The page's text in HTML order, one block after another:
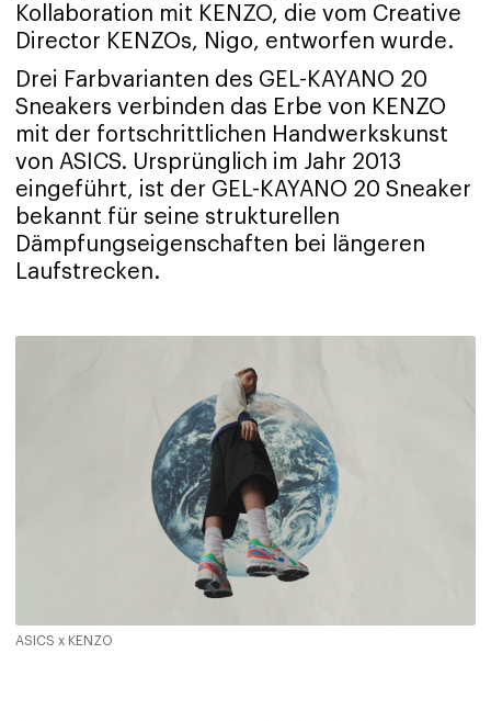
Kollaboration mit KENZO, die vom Creative
Director KENZOs, Nigo, entworfen wurde.
Drei Farbvarianten des GEL-KAYANO 20
Sneakers verbinden das Erbe von KENZO
mit der fortschrittlichen Handwerkskunst
von ASICS. Ursprünglich im Jahr 2013
eingeführt, ist der GEL-KAYANO 20 Sneaker
bekannt für seine strukturellen
Dämpfungseigenschaften bei längeren
Laufstrecken.
ASICS x KENZO